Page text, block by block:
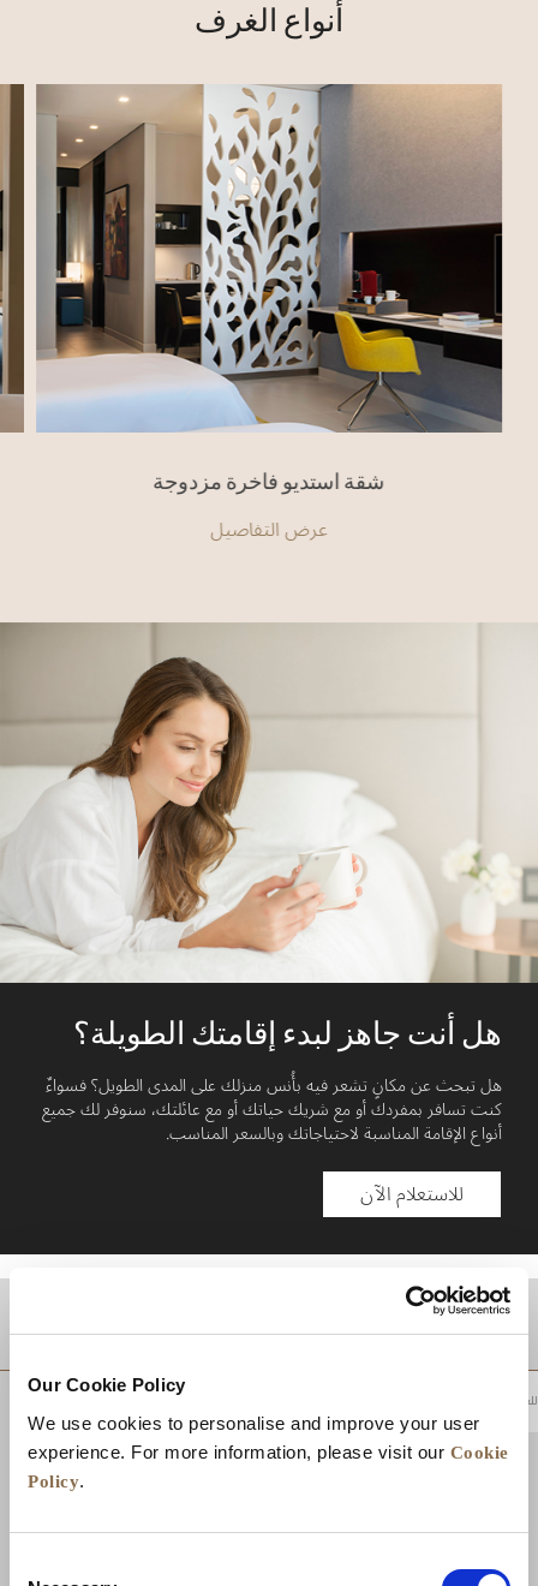
Our Cookie Policy
We use cookies to personalise and improve your user
experience. For more information, please visit our Cookie
Policy.
أنواع الغرف
شقة استديو فاخرة مزدوجة
عرض التفاصيل
هل أنت جاهز لبدء إقامتك الطويلة؟
هل تبحث عن مكانٍ تشعر فيه بأُنس منزلك على المدى الطويل؟ فسواءٌ
كنت تسافر بمفردك أو مع شريك حياتك أو مع عائلتك، سنوفر لك جميع
أنواع الإقامة المناسبة لاحتياجاتك وبالسعر المناسب.
للاستعلام الآن
موقع
للعودة إلى أعلى